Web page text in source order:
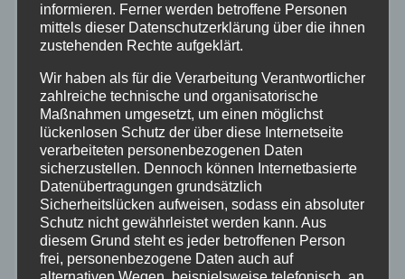
Neuwied
Polizei
Rettungsdienst
Rhein-Lahn
THW
Veranstaltungen
informieren. Ferner werden betroffene Personen
mittels dieser Datenschutzerklärung über die ihnen
zustehenden Rechte aufgeklärt.
Wir haben als für die Verarbeitung Verantwortlicher
zahlreiche technische und organisatorische
Maßnahmen umgesetzt, um einen möglichst
lückenlosen Schutz der über diese Internetseite
verarbeiteten personenbezogenen Daten
sicherzustellen. Dennoch können Internetbasierte
Datenübertragungen grundsätzlich
Sicherheitslücken aufweisen, sodass ein absoluter
Schutz nicht gewährleistet werden kann. Aus
diesem Grund steht es jeder betroffenen Person
frei, personenbezogene Daten auch auf